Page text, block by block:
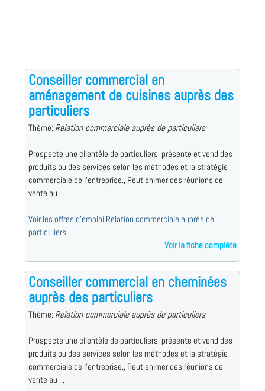
Conseiller commercial en
aménagement de cuisines auprès des
particuliers
Thème: Relation commerciale auprès de particuliers
Prospecte une clientèle de particuliers, présente et vend des
produits ou des services selon les méthodes et la stratégie
commerciale de l'entreprise., Peut animer des réunions de
vente au ...
Voir les offres d'emploi Relation commerciale auprès de
particuliers
Voir la fiche complète
Conseiller commercial en cheminées
auprès des particuliers
Thème: Relation commerciale auprès de particuliers
Prospecte une clientèle de particuliers, présente et vend des
produits ou des services selon les méthodes et la stratégie
commerciale de l'entreprise., Peut animer des réunions de
vente au ...